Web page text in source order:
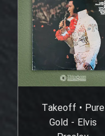
Takeoff • Pure
Gold - Elvis